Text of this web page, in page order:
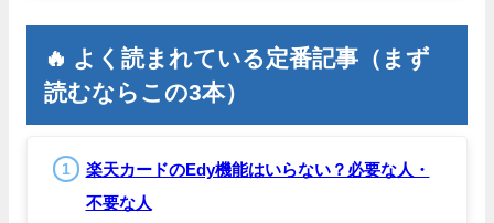
🔥 よく読まれている定番記事（まず
読むならこの3本）
楽天カードのEdy機能はいらない？必要な人・
不要な人